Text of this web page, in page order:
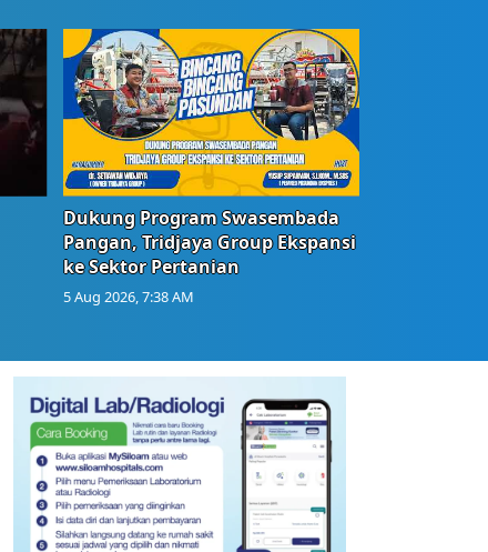
Dukung Program Swasembada
Pangan, Tridjaya Group Ekspansi
ke Sektor Pertanian
5 Aug 2026, 7:38 AM